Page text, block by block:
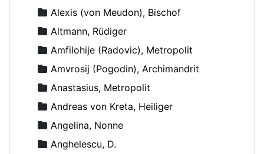
Alexis (von Meudon), Bischof
Altmann, Rüdiger
Amfilohije (Radovic), Metropolit
Amvrosij (Pogodin), Archimandrit
Anastasius, Metropolit
Andreas von Kreta, Heiliger
Angelina, Nonne
Anghelescu, D.